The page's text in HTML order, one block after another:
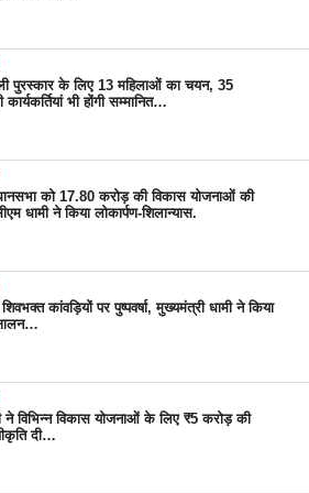
पुरस्कार के लिए 13 महिलाओं का चयन, 35
भी होंगी सम्मानित…
को 17.80 करोड़ की विकास योजनाओं की
धामी ने किया लोकार्पण-शिलान्यास.
शिवभक्त कांवड़ियों पर पुष्पवर्षा, मुख्यमंत्री धामी ने किया
ने विभिन्न विकास योजनाओं के लिए ₹5 करोड़ की
दी…